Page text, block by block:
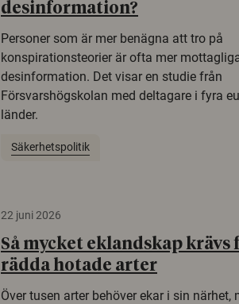
desinformation?
Personer som är mer benägna att tro på
konspirationsteorier är ofta mer
desinformation. Det visar en studie från
Försvarshögskolan med deltagare i fyra
länder.
Säkerhetspolitik
22 juni 2026
Så mycket eklandskap krävs
rädda hotade arter
Över tusen arter behöver ekar i sin närhet,